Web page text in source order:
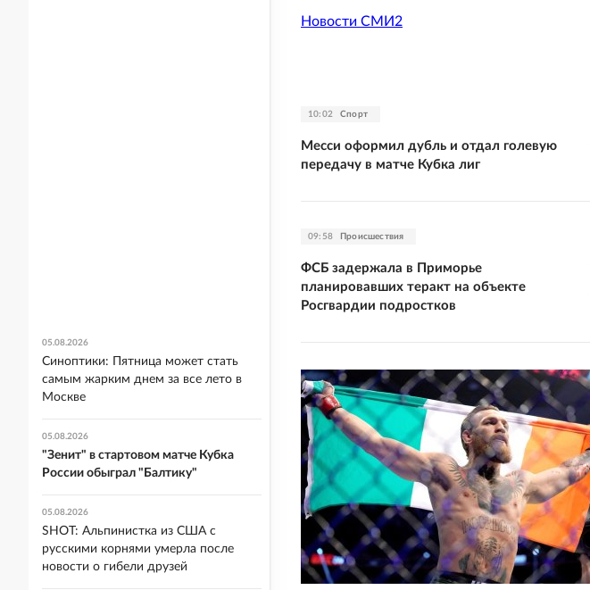
Новости СМИ2
10:02 Спорт
Месси оформил дубль и отдал голевую
передачу в матче Кубка лиг
09:58 Происшествия
ФСБ задержала в Приморье
планировавших теракт на объекте
Росгвардии подростков
05.08.2026
Синоптики: Пятница может стать
самым жарким днем за все лето в
Москве
05.08.2026
"Зенит" в стартовом матче Кубка
России обыграл "Балтику"
05.08.2026
SHOT: Альпинистка из США с
русскими корнями умерла после
новости о гибели друзей